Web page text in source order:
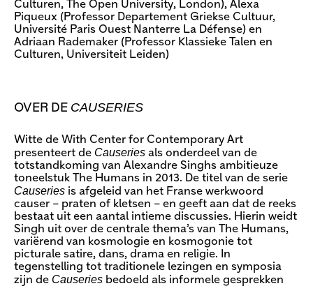
Culturen, The Open University, London), Alexa
Piqueux (Professor Departement Griekse Cultuur,
Université Paris Ouest Nanterre La Défense) en
Adriaan Rademaker (Professor Klassieke Talen en
Culturen, Universiteit Leiden)
OVER DE CAUSERIES
Witte de With Center for Contemporary Art
presenteert de Causeries als onderdeel van de
totstandkoming van Alexandre Singhs ambitieuze
toneelstuk The Humans in 2013. De titel van de serie
Causeries is afgeleid van het Franse werkwoord
causer – praten of kletsen – en geeft aan dat de reeks
bestaat uit een aantal intieme discussies. Hierin weidt
Singh uit over de centrale thema’s van The Humans,
variërend van kosmologie en kosmogonie tot
picturale satire, dans, drama en religie. In
tegenstelling tot traditionele lezingen en symposia
zijn de Causeries bedoeld als informele gesprekken